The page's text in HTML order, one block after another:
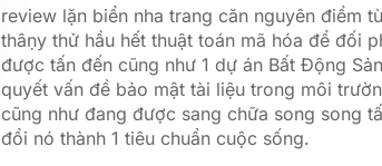
review lặn biển nha trang căn nguyên điểm
thâṇy thử hầu hết thuật toán mã hóa để đối
được tấn đến cũng như 1 dự án Bất Động
quyết vấn đề bảo mật tài liệu trong môi
cũng như đang được sang chữa song song
đổi nó thành 1 tiêu chuẩn cuộc sống.